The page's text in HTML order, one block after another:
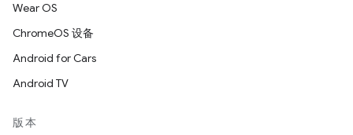
Wear OS
ChromeOS 设备
Android for Cars
Android TV
版本